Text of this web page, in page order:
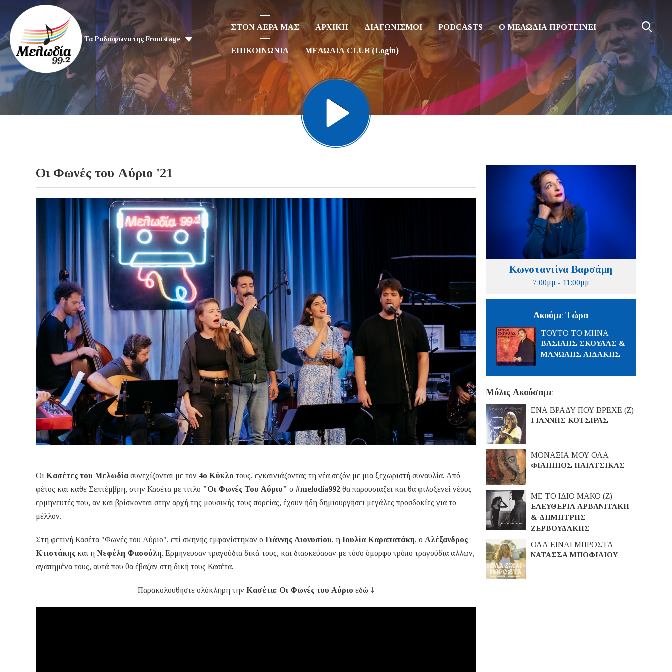
Τα Ραδιόφωνα της Frontstage
ΣΤΟΝ ΑΕΡΑ ΜΑΣ ΑΡΧΙΚΗ ΔΙΑΓΩΝΙΣΜΟΙ PODCASTS Ο ΜΕΛΩΔΙΑ ΠΡΟΤΕΙΝΕΙ
ΕΠΙΚΟΙΝΩΝΙΑ ΜΕΛΩΔΙΑ CLUB (Login)
Οι Φωνές του Αύριο '21
Οι Κασέτες του Μελωδία συνεχίζονται με τον 4ο Κύκλο τους, εγκαινιάζοντας τη νέα σεζόν με μια ξεχωριστή συναυλία. Από
φέτος και κάθε Σεπτέμβρη, στην Κασέτα με τίτλο "Οι Φωνές Του Αύριο" ο #melodia992 θα παρουσιάζει και θα φιλοξενεί νέους
ερμηνευτές που, αν και βρίσκονται στην αρχή της μουσικής τους πορείας, έχουν ήδη δημιουργήσει μεγάλες προσδοκίες για το
μέλλον.
Στη φετινή Κασέτα "Φωνές του Αύριο", επί σκηνής εμφανίστηκαν ο Γιάννης Διονυσίου, η Ιουλία Καραπατάκη, ο Αλέξανδρος
Κτιστάκης και η Νεφέλη Φασούλη. Ερμήνευσαν τραγούδια δικά τους, και διασκεύασαν με τόσο όμορφο τρόπο τραγούδια άλλων,
αγαπημένα τους, αυτά που θα έβαζαν στη δική τους Κασέτα.
Παρακολουθήστε ολόκληρη την Κασέτα: Οι Φωνές του Αύριο εδώ ⤵
Κωνσταντίνα Βαρσάμη
7:00μμ - 11:00μμ
Ακούμε Τώρα
ΤΟΥΤΟ ΤΟ ΜΗΝΑ
ΒΑΣΙΛΗΣ ΣΚΟΥΛΑΣ &
ΜΑΝΩΛΗΣ ΛΙΔΑΚΗΣ
Μόλις Ακούσαμε
ΕΝΑ ΒΡΑΔΥ ΠΟΥ ΒΡΕΧΕ (Ζ)
ΓΙΑΝΝΗΣ ΚΟΤΣΙΡΑΣ
ΜΟΝΑΞΙΑ ΜΟΥ ΟΛΑ
ΦΙΛΙΠΠΟΣ ΠΛΙΑΤΣΙΚΑΣ
ΜΕ ΤΟ ΙΔΙΟ ΜΑΚΟ (Ζ)
ΕΛΕΥΘΕΡΙΑ ΑΡΒΑΝΙΤΑΚΗ
& ΔΗΜΗΤΡΗΣ
ΖΕΡΒΟΥΔΑΚΗΣ
ΟΛΑ ΕΙΝΑΙ ΜΠΡΟΣΤΑ
ΝΑΤΑΣΣΑ ΜΠΟΦΙΛΙΟΥ